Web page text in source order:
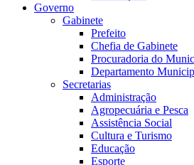
Governo
Gabinete
Prefeito
Chefia de Gabinete
Procuradoria do
Departamento
Secretarias
Administração
Agropecuária e Pesca
Assistência Social
Cultura e Turismo
Educação
Esporte